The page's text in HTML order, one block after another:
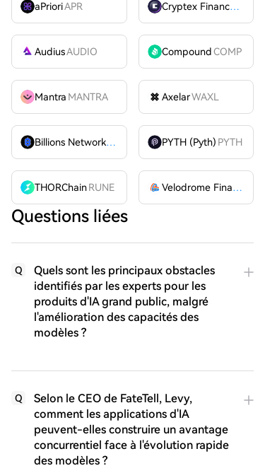
aPrioriAPR Cryptex FinanceCTX
AudiusAUDIO CompoundCOMP
Mantra MANTRA AxelarWAXL
Billions Network
BILL PYTH (Pyth) PYTH
THORChainRUNE Velodrome Finance
Questions liées
Q
Quels sont les principaux obstacles
identifiés par les experts pour les
produits d'IA grand public, malgré
l'amélioration des capacités des
modèles ?
Q
Selon le CEO de FateTell, Levy,
comment les applications d'IA
peuvent-elles construire un avantage
concurrentiel face à l'évolution rapide
des modèles ?